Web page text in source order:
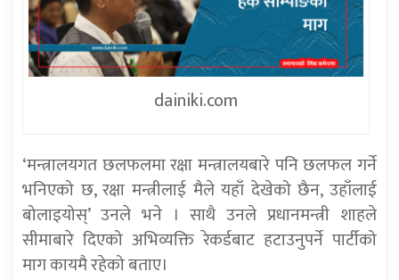
dainiki.com
‘मन्त्रालयगत छलफलमा रक्षा मन्त्रालयबारे पनि छलफल गर्ने
भनिएको छ, रक्षा मन्त्रीलाई मैले यहाँ देखेको छैन, उहाँलाई
बोलाइयोस्’ उनले भने । साथै उनले प्रधानमन्त्री शाहले
सीमाबारे दिएको अभिव्यक्ति रेकर्डबाट हटाउनुपर्ने पार्टीको
माग कायमै रहेको बताए।